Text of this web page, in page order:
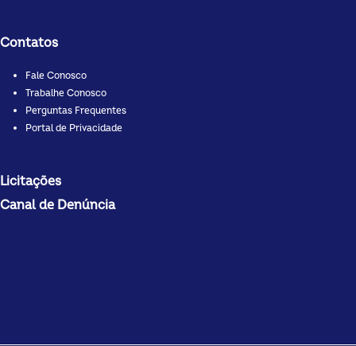
Contatos
Fale Conosco
Trabalhe Conosco
Perguntas Frequentes
Portal de Privacidade
Licitações
Canal de Denúncia